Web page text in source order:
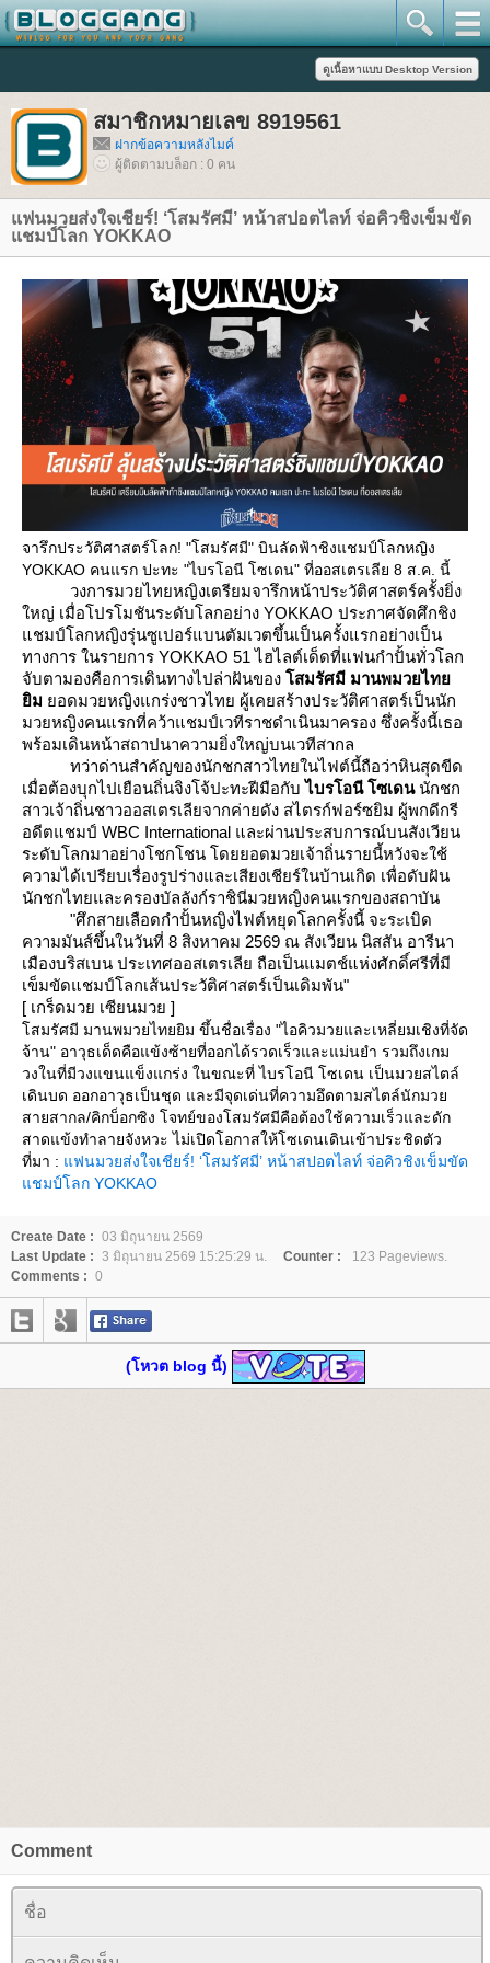
สมาชิกหมายเลข 8919561
ฝากข้อความหลังไมค์
ผู้ติดตามบล็อก : 0 คน
ฟนมวยส่งใจเชียร์! ‘โสมรัศมี’ หน้าสปอตไลท์ จ่อคิวชิงเข็มขัด
ชมป์โลก YOKKAO
จารึกประวัติศาสตร์โลก! "โสมรัศมี" บินลัดฟ้าชิงแชมป์โลกหญิง
YOKKAO คนแรก ปะทะ "ไบรโอนี โซเดน" ที่ออสเตรเลีย 8 ส.ค. นี้
วงการมวยไทยหญิงเตรียมจารึกหน้าประวัติศาสตร์ครั้งยิ่ง
หญ่ เมื่อโปรโมชันระดับโลกอย่าง YOKKAO ประกาศจัดศึกชิง
ชมป์โลกหญิงรุ่นซูเปอร์แบนตัมเวตขึ้นเป็นครั้งแรกอย่างเป็น
ทางการ ในรายการ YOKKAO 51 ไฮไลต์เด็ดที่แฟนกำปั้นทั่วโลก
จับตามองคือการเดินทางไปล่าฝันของ สมรัศมี มานพมวยไท
ิม อดมวยหญิงแกร่งชาวไทย ผู้เคยสร้างประวัติศาสตร์เป็นนัก
มวยหญิงคนแรกที่คว้าแชมป์เวทีราชดำเนินมาครอง ซึ่งครั้งนี้เธอ
พร้อมเดินหน้าสถาปนาความยิ่งใหญ่บนเวทีสากล
ทว่าด่านสำคัญของนักชกสาวไทยในไฟต์นี้ถือว่าหินสุดขีด
เมื่อต้องบุกไปเยือนถิ่นจิงโจ้ปะทะฝีมือกับไบรโอนี โซเดนนักชก
สาวเจ้าถิ่นชาวออสเตรเลียจากค่ายดัง สไตรก์ฟอร์ซยิม ผู้พกดีกรี
อดีตแชมป์ WBC International และผ่านประสบการณ์บนสังเวียน
ระดับโลกมาอย่างโชกโชน โดยยอดมวยเจ้าถิ่นรายนี้หวังจะใช้
ความได้เปรียบเรื่องรูปร่างและเสียงเชียร์ในบ้านเกิด เพื่อดับฝัน
นักชกไทยและครองบัลลังก์ราชินีมวยหญิงคนแรกของสถาบัน
"ศึกสายเลือดกำปั้นหญิงไฟต์หยุดโลกครั้งนี้ จะระเบิด
ความมันส์ขึ้นในวันที่ 8 สิงหาคม 2569 ณ สังเวียน นิสสัน อารีนา
เมืองบริสเบน ประเทศออสเตรเลีย ถือเป็นแมตช์แห่งศักดิ์ศรีที่มี
เข็มขัดแชมป์โลกเส้นประวัติศาสตร์เป็นเดิมพัน"
[ เกร็ดมวย เซียนมวย ]
สมรัศมี มานพมวยไทยยิม ขึ้นชื่อเรื่อง "ไอคิวมวยและเหลี่ยมเชิงที่จัด
จ้าน" อาวุธเด็ดคือแข้งซ้ายที่ออกได้รวดเร็วและแม่นยำ รวมถึงเกม
วงในที่มีวงแขนแข็งแกร่ง ในขณะที่ ไบรโอนี โซเดน เป็นมวยสไตล์
เดินบด ออกอาวุธเป็นชุด และมีจุดเด่นที่ความอึดตามสไตล์นักมว
สายสากล/คิกบ็อกซิง โจทย์ของโสมรัศมีคือต้องใช้ความเร็วและดัก
สาดแข้งทำลายจังหวะ ไม่เปิดโอกาสให้โซเดนเดินเข้าประชิดตัว
ที่มา : ฟนมวยส่งใจเชียร์! ‘โสมรัศมี’ หน้าสปอตไลท์ จ่อคิวชิงเข็มขัด
ชมป์โลก YOKKAO
Create Date : 03 มิถุนายน 2569
Last Update : 3 มิถุนายน 2569 15:25:29 น. Counter :
123 Pageviews.
Comments : 0
(โหวต blog นี้)
Comment